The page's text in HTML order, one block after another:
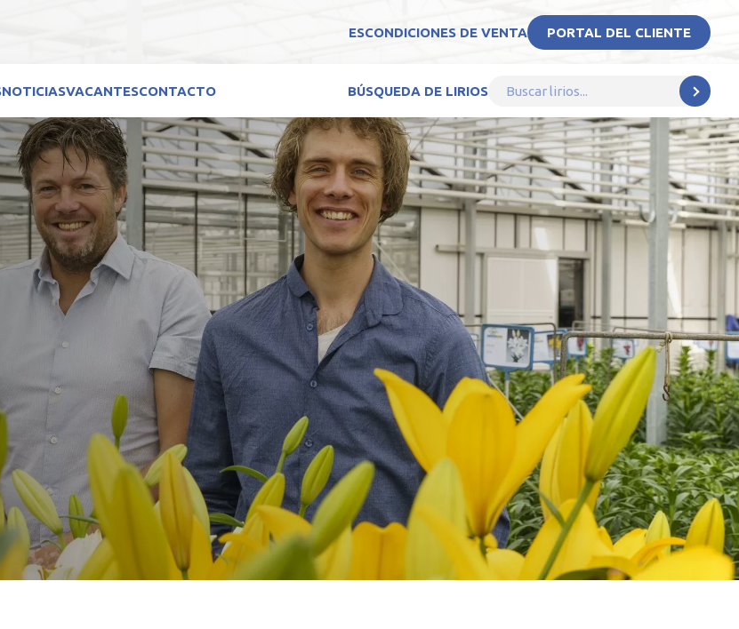
ESCONDICIONES DE VENTA PORTAL DEL CLIENTE
NOTICIASVACANTESCONTACTO BÚSQUEDA DE LIRIOS